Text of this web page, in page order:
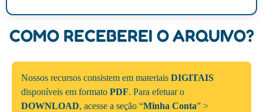
COMO RECEBEREI O ARQUIVO?
Nossos recursos consistem em materiais DIGITAIS
disponíveis em formato PDF. Para efetuar o
DOWNLOAD, acesse a seção “Minha Conta” >